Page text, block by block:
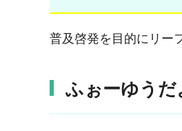
普及啓発を目的にリー
ふぉーゆうだ